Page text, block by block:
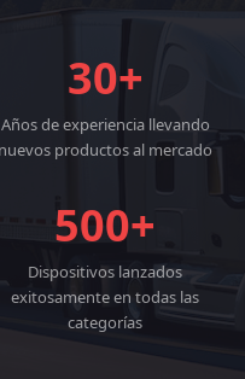
30+
Años de experiencia llevando
nuevos productos al mercado
500+
Dispositivos lanzados
exitosamente en todas las
categorías